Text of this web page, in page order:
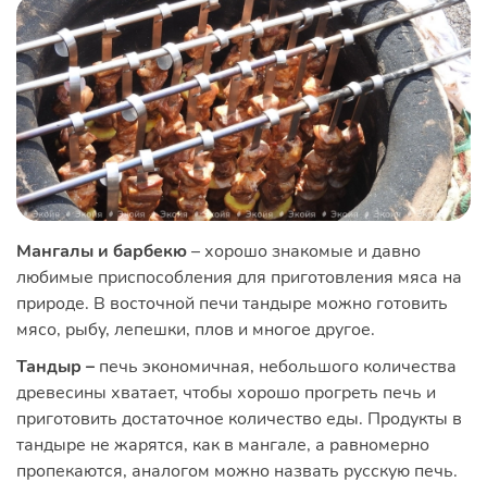
Мангалы и барбекю– хорошо знакомые и давно
любимые приспособления для приготовления мяса на
природе. В восточной печи тандыре можно готовить
мясо, рыбу, лепешки, плов и многое другое.
Тандыр – печь экономичная, небольшого количества
древесины хватает, чтобы хорошо прогреть печь и
приготовить достаточное количество еды. Продукты в
тандыре не жарятся, как в мангале, а равномерно
пропекаются, аналогом можно назвать русскую печь.